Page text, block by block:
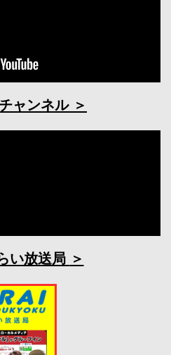
ャンネル
い放送局